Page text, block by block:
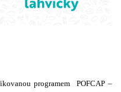
programem POFCAP –